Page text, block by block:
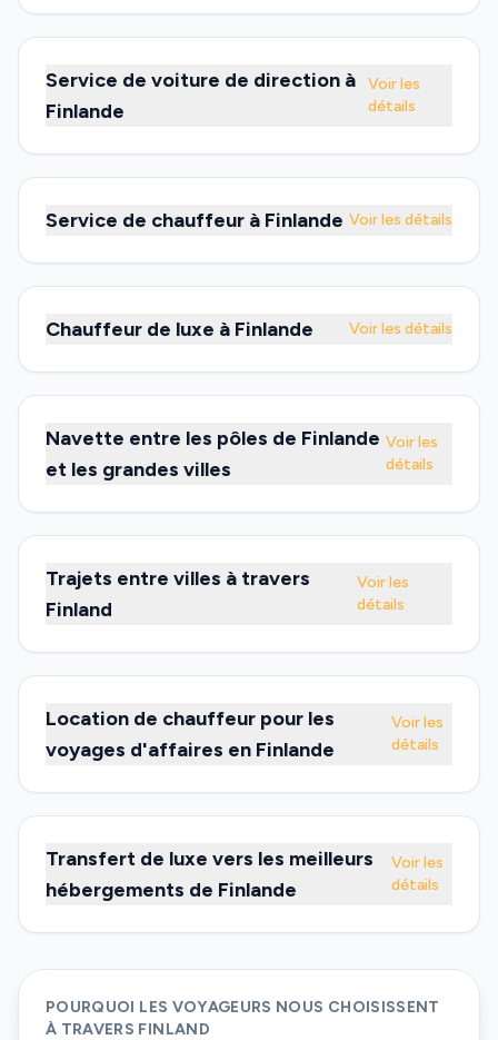
Service de voiture de direction à
Finlande
Voir les
détails
Service de chauffeur à Finlande Voir les détails
Chauffeur de luxe à Finlande Voir les détails
Navette entre les pôles de Finlande
et les grandes villes
Voir les
détails
Trajets entre villes à travers
Finland
Voir les
détails
Location de chauffeur pour les
voyages d'affaires en Finlande
Voir les
détails
Transfert de luxe vers les meilleurs
hébergements de Finlande
Voir les
détails
POURQUOI LES VOYAGEURS NOUS CHOISISSENT
À TRAVERS FINLAND